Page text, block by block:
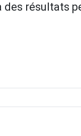
résultats